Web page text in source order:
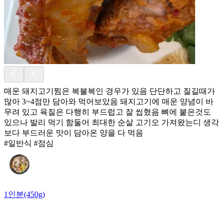
매운 돼지고기찜은 복불복인 경우가 있음 단단하고 질길때가
많아 3~4점만 담아와 먹어보았음 돼지고기에 매운 양념이 바
무려 있고 육질은 다행히 부드럽고 잘 씹혔음 뼈에 붙은것도
있으나 발리 먹기 함둘어 최대한 순살 고기오 가져왔는디 생각
보다 부드러운 맛이 담아온 양을 다 먹음
#일반식 #점심
1인분(450g)